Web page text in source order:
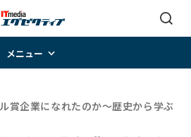
メニュー
賞企業になれたのか～歴史から学ぶ